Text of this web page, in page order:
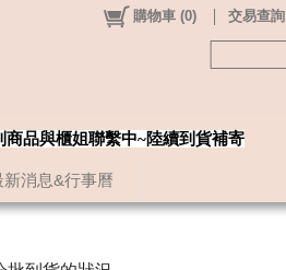
新消息&行事曆
購物車 (0) 交易查詢
品與櫃姐聯繫中~陸續到貨補寄